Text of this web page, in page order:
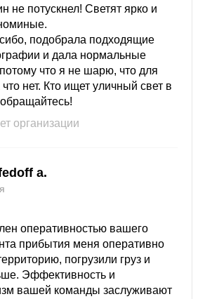
не потускнел! Светят ярко и
подобрала подходящие
и дала нормальные
что я не шарю, что для
нет. Кто ищет уличный свет в
организации
a.
оперативностью вашего
прибытия меня оперативно
погрузили груз и
Эффективность и
вашей команды заслуживают